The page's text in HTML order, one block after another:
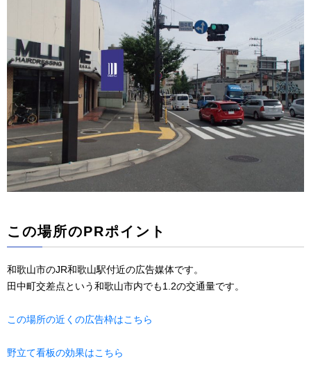
この場所のPRポイント
和歌山市のJR和歌山駅付近の広告媒体です。
田中町交差点という和歌山市内でも1.2の交通量です。
この場所の近くの広告枠はこちら
野立て看板の効果はこちら